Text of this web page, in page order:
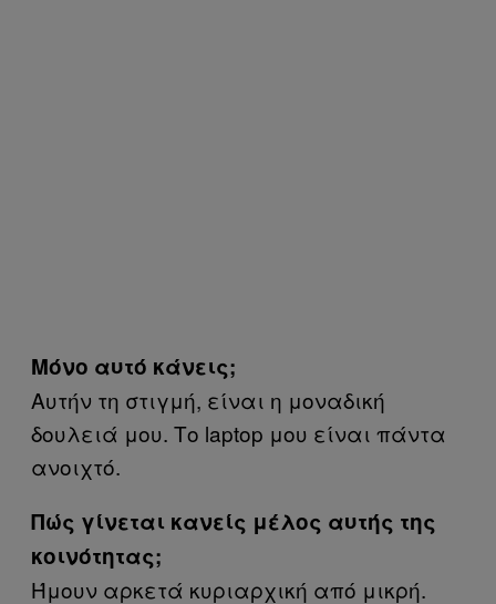
Μόνο αυτό κάνεις;
Αυτήν τη στιγμή, είναι η μοναδική
δουλειά μου. Το laptop μου είναι πάντα
ανοιχτό.
Πώς γίνεται κανείς μέλος αυτής της
κοινότητας;
Ήμουν αρκετά κυριαρχική από μικρή.